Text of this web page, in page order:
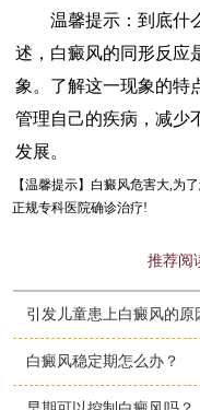
温馨提示：到底什么
述，白癜风的同形反应
象。了解这一现象的特
管理自己的疾病，减少
发展。
【温馨提示】白癜风危害大,为
正规专科医院确诊治疗!
推荐阅
引发儿童患上白癜风的原
白癜风稳定期怎么办？